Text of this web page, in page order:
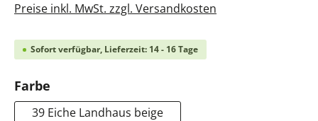
Preise inkl. MwSt. zzgl. Versandkosten
Sofort verfügbar, Lieferzeit: 14 - 16 Tage
Farbe
39 Eiche Landhaus beige